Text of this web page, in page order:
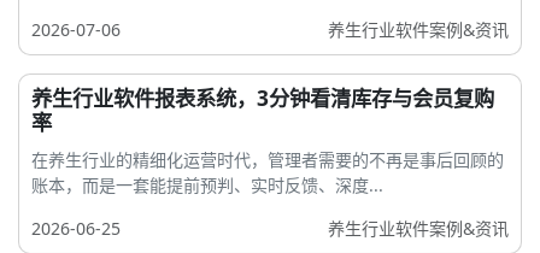
2026-07-06
养生行业软件案例&资讯
养生行业软件报表系统，3分钟看清库存与会员复购
率
在养生行业的精细化运营时代，管理者需要的不再是事后回顾的
账本，而是一套能提前预判、实时反馈、深度...
2026-06-25
养生行业软件案例&资讯